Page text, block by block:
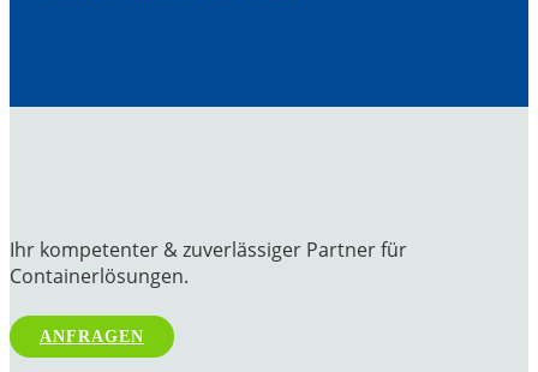
Ihr kompetenter & zuverlässiger Partner für
Containerlösungen.
ANFRAGEN